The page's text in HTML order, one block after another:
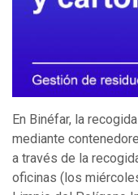
En Binéfar, la
mediante
a través de la
oficinas (los